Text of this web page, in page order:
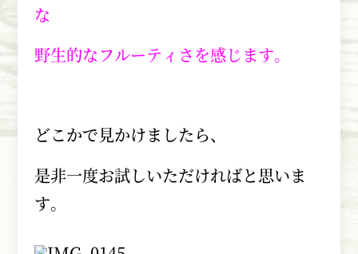
な
野生的なフルーティさを感じます。
どこかで見かけましたら、
是非一度お試しいただければと思いま
す。